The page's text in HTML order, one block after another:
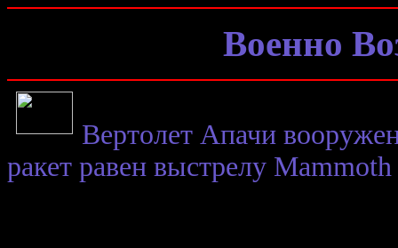
Военно
Вертолет Апачи
ракет равен выстрелу